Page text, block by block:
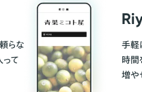
らな
って
手軽
時間
増や